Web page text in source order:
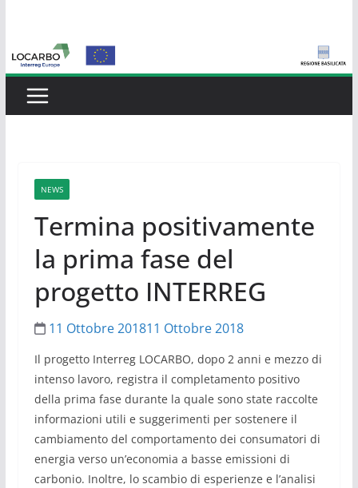
contenuto
NEWS
Termina positivamente
la prima fase del
progetto INTERREG
11 Ottobre 201811 Ottobre 2018
Il progetto Interreg LOCARBO, dopo 2 anni e mezzo di
intenso lavoro, registra il completamento positivo
della prima fase durante la quale sono state raccolte
informazioni utili e suggerimenti per sostenere il
cambiamento del comportamento dei consumatori di
energia verso un’economia a basse emissioni di
carbonio. Inoltre, lo scambio di esperienze e l’analisi